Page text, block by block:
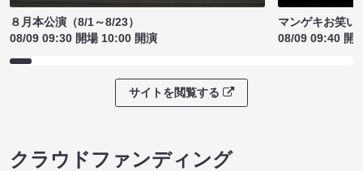
８月本公演（8/1～8/23）
08/09 09:30 開場 10:00 開演
マンゲキお笑い
08/09 09:40 開
サイトを閲覧する
クラウドファンディング